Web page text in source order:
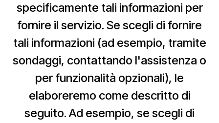
specificamente tali informazioni per
fornire il servizio. Se scegli di fornire
tali informazioni (ad esempio, tramite
sondaggi, contattando l'assistenza o
per funzionalità opzionali), le
elaboreremo come descritto di
seguito. Ad esempio, se scegli di